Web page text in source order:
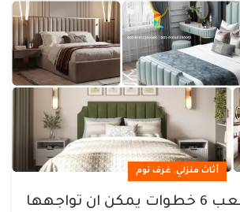
أثاث منزلي, غرف نوم
تواجهها